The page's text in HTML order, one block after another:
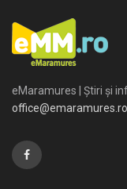
eMaramures | Știri și
office@emaramures.ro